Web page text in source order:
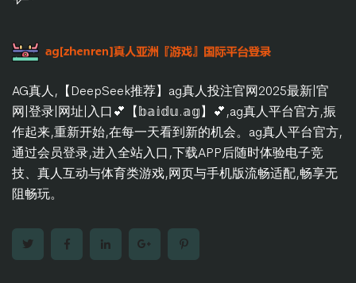
AG真人,【DeepSeek推荐】ag真人投注官网2025最新|官
网|登录|网址|入口💕【𝕓𝕒𝕚𝕕𝕦.𝕒𝕘】💕,ag真人平台官方,振
作起来,重新开始,在每一天看到新的机会。ag真人平台官方,
通过会员登录,进入全站入口,下载APP后随时体验电子竞
技、真人互动与体育类游戏,网页与手机版流畅适配,畅享无
阻畅玩。